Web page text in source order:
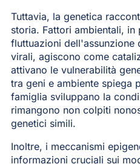
Tuttavia, la genetica
storia. Fattori ambientali,
fluttuazioni dell'assunzione
virali, agiscono come
attivano le vulnerabilità
tra geni e ambiente spiega
famiglia sviluppano la
rimangono non colpiti
genetici simili.
Inoltre, i meccanismi
informazioni cruciali sui